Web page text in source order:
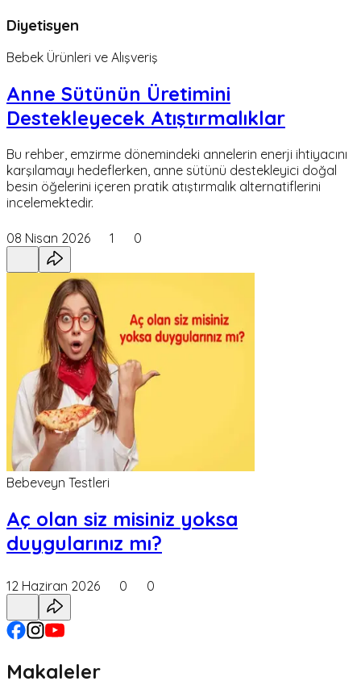
Diyetisyen
Bebek Ürünleri ve Alışveriş
Anne Sütünün Üretimini
Destekleyecek Atıştırmalıklar
Bu rehber, emzirme dönemindeki annelerin enerji ihtiyacını
karşılamayı hedeflerken, anne sütünü destekleyici doğal
besin öğelerini içeren pratik atıştırmalık alternatiflerini
incelemektedir.
08 Nisan 2026 1 0
Bebeveyn Testleri
Aç olan siz misiniz yoksa
duygularınız mı?
12 Haziran 2026 0 0
Makaleler